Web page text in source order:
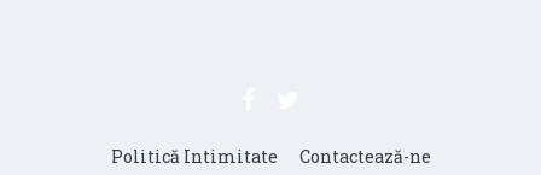
Politică Intimitate Contactează-ne